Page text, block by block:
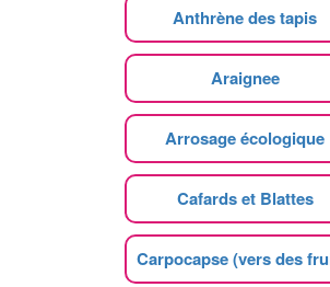
Anthrène des tapis
Araignee
Arrosage écologique
Cafards et Blattes
Carpocapse (vers des